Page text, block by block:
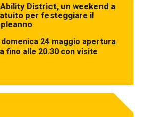
District, un weekend a
per festeggiare il
24 maggio apertura
fino alle 20.30 con visite